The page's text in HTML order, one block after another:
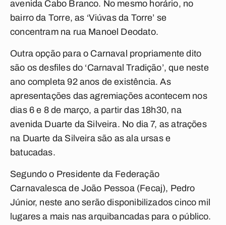
avenida Cabo Branco. No mesmo horário, no
bairro da Torre, as ‘Viúvas da Torre’ se
concentram na rua Manoel Deodato.
Outra opção para o Carnaval propriamente dito
são os desfiles do ‘Carnaval Tradição’, que neste
ano completa 92 anos de existência. As
apresentações das agremiações acontecem nos
dias 6 e 8 de março, a partir das 18h30, na
avenida Duarte da Silveira. No dia 7, as atrações
na Duarte da Silveira são as ala ursas e
batucadas.
Segundo o Presidente da Federação
Carnavalesca de João Pessoa (Fecaj), Pedro
Júnior, neste ano serão disponibilizados cinco mil
lugares a mais nas arquibancadas para o público.